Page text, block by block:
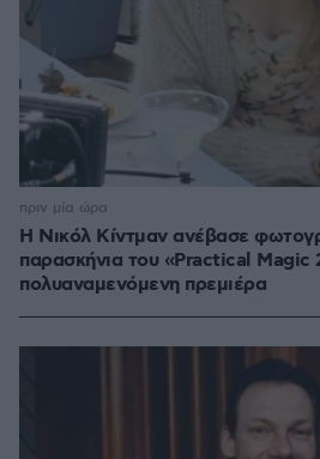
Η Νικόλ Κίντμαν ανέβασε
παρασκήνια του «Practical Magic
πολυαναμενόμενη πρεμιέρα
πριν μία ώρα